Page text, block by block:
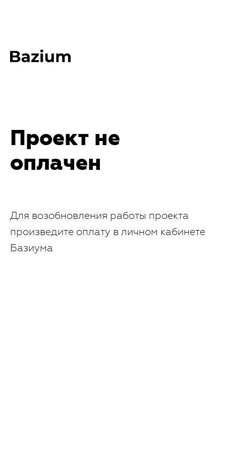
Проект не
оплачен
Для возобновления работы проекта
произведите оплату в личном кабинете
Базиума